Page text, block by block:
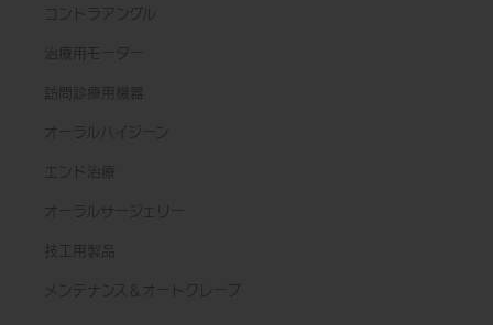
コントラアングル
治療用モーター
訪問診療用機器
オーラルハイジーン
エンド治療
オーラルサージェリー
技工用製品
メンテナンス＆オートクレーブ